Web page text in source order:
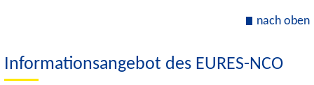
nach oben
Informationsangebot des EURES-NCO